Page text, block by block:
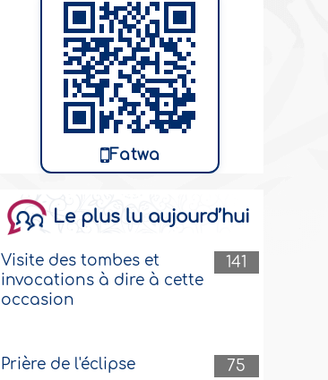
Fatwa
Le plus lu aujourd’hui
141
Visite des tombes et
invocations à dire à cette
occasion
75
Prière de l'éclipse